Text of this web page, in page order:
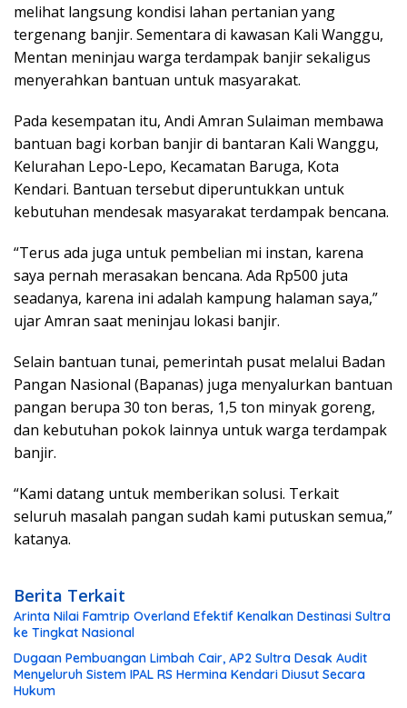
melihat langsung kondisi lahan pertanian yang
tergenang banjir. Sementara di kawasan Kali Wanggu,
Mentan meninjau warga terdampak banjir sekaligus
menyerahkan bantuan untuk masyarakat.
Pada kesempatan itu, Andi Amran Sulaiman membawa
bantuan bagi korban banjir di bantaran Kali Wanggu,
Kelurahan Lepo-Lepo, Kecamatan Baruga, Kota
Kendari. Bantuan tersebut diperuntukkan untuk
kebutuhan mendesak masyarakat terdampak bencana.
“Terus ada juga untuk pembelian mi instan, karena
saya pernah merasakan bencana. Ada Rp500 juta
seadanya, karena ini adalah kampung halaman saya,”
ujar Amran saat meninjau lokasi banjir.
Selain bantuan tunai, pemerintah pusat melalui Badan
Pangan Nasional (Bapanas) juga menyalurkan bantuan
pangan berupa 30 ton beras, 1,5 ton minyak goreng,
dan kebutuhan pokok lainnya untuk warga terdampak
banjir.
“Kami datang untuk memberikan solusi. Terkait
seluruh masalah pangan sudah kami putuskan semua,”
katanya.
Berita Terkait
Arinta Nilai Famtrip Overland Efektif Kenalkan Destinasi Sultra
ke Tingkat Nasional
Dugaan Pembuangan Limbah Cair, AP2 Sultra Desak Audit
Menyeluruh Sistem IPAL RS Hermina Kendari Diusut Secara
Hukum